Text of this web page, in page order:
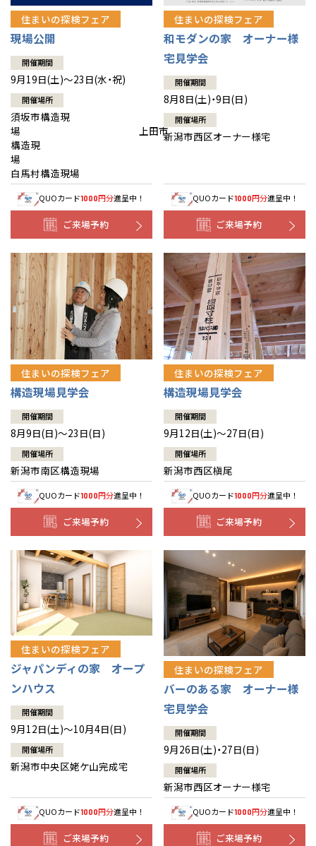
住まいの探検フェア
現場公開
開催期間
9月19日(土)～23日(水・祝)
開催場所
須坂市構造現
場 上田市
構造現
場
白馬村構造現場
QUOカード1000円分進呈中！
ご来場予約
住まいの探検フェア
和モダンの家 オーナー様
宅見学会
開催期間
8月8日(土)・9日(日)
開催場所
新潟市西区オーナー様宅
QUOカード1000円分進呈中！
ご来場予約
住まいの探検フェア
構造現場見学会
開催期間
8月9日(日)～23日(日)
開催場所
新潟市南区構造現場
QUOカード1000円分進呈中！
ご来場予約
住まいの探検フェア
構造現場見学会
開催期間
9月12日(土)～27日(日)
開催場所
新潟市西区槇尾
QUOカード1000円分進呈中！
ご来場予約
住まいの探検フェア
ジャパンディの家 オープ
ンハウス
開催期間
9月12日(土)～10月4日(日)
開催場所
新潟市中央区姥ケ山完成宅
QUOカード1000円分進呈中！
ご来場予約
住まいの探検フェア
バーのある家 オーナー様
宅見学会
開催期間
9月26日(土)・27日(日)
開催場所
新潟市西区オーナー様宅
QUOカード1000円分進呈中！
ご来場予約